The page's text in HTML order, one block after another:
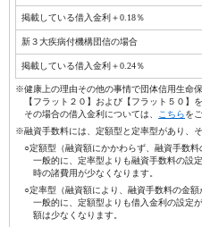
掲載している借入金利＋0.18％
新３大疾病付機構団信の場合
掲載している借入金利＋0.24％
※健康上の理由その他の事情で団体信用生命
【フラット２０】および【フラット５０】
その場合の借入金利については、
こちらを
※融資手数料には、定額型と定率型があり、
○定額型（融資額にかかわらず、融資手数料
一般的に、定率型よりも融資手数料の設
時の諸費用が少なくなります。
○定率型（融資額により、融資手数料の金額
一般的に、定額型よりも借入金利の設定
額は少なくなります。